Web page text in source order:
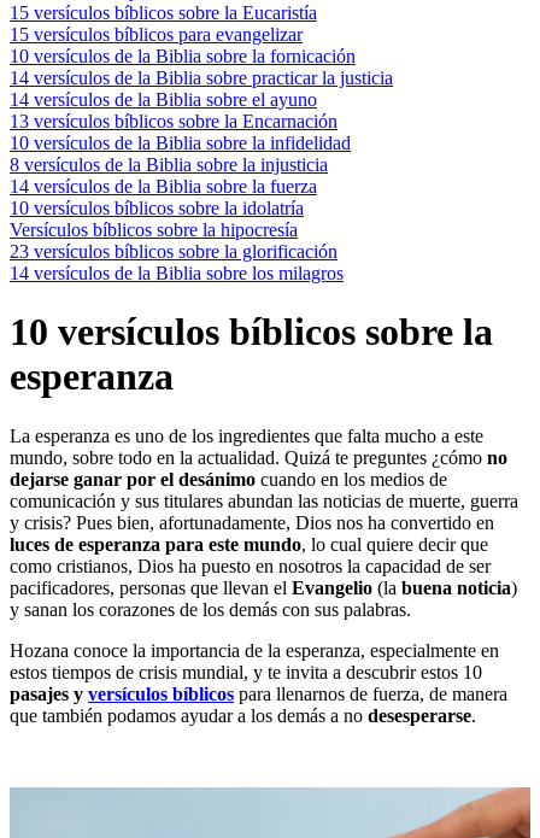
15 versículos bíblicos sobre la Eucaristía
15 versículos bíblicos para evangelizar
10 versículos de la Biblia sobre la fornicación
14 versículos de la Biblia sobre practicar la justicia
14 versículos de la Biblia sobre el ayuno
13 versículos bíblicos sobre la Encarnación
10 versículos de la Biblia sobre la infidelidad
8 versículos de la Biblia sobre la injusticia
14 versículos de la Biblia sobre la fuerza
10 versículos bíblicos sobre la idolatría
Versículos bíblicos sobre la hipocresía
23 versículos bíblicos sobre la glorificación
14 versículos de la Biblia sobre los milagros
10 versículos bíblicos sobre la
esperanza
La esperanza es uno de los ingredientes que falta mucho a este
mundo, sobre todo en la actualidad. Quizá te preguntes ¿cómo no
dejarse ganar por el desánimo cuando en los medios de
comunicación y sus titulares abundan las noticias de muerte, guerra
y crisis? Pues bien, afortunadamente, Dios nos ha convertido en
luces de esperanza para este mundo, lo cual quiere decir que
como cristianos, Dios ha puesto en nosotros la capacidad de ser
pacificadores, personas que llevan el Evangelio (la buena noticia)
y sanan los corazones de los demás con sus palabras.
Hozana conoce la importancia de la esperanza, especialmente en
estos tiempos de crisis mundial, y te invita a descubrir estos 10
pasajes y versículos bíblicos para llenarnos de fuerza, de manera
que también podamos ayudar a los demás a no desesperarse.